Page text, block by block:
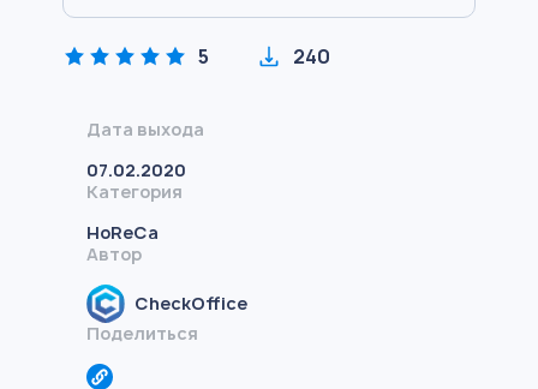
5 240
Дата выхода
07.02.2020
Категория
HoReCa
Автор
CheckOffice
Поделиться